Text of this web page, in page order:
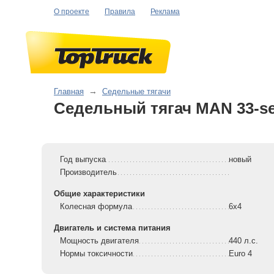
О проекте Правила Реклама
Главная → Седельные тягачи
Седельный тягач MAN 33-
Год выпуска
новый
Производитель
Общие характеристики
Колесная формула
6x4
Двигатель и система питания
Мощность двигателя
440 л.с.
Нормы токсичности
Euro 4